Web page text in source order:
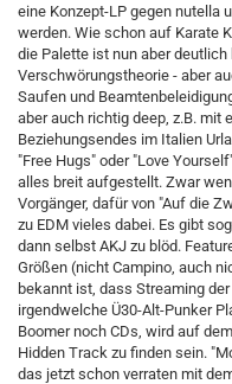
eine Konzept-LP gegen nutella
werden. Wie schon auf Karate
die Palette ist nun aber deutlich
Verschwörungstheorie - aber
Saufen und
aber auch richtig deep, z.B. mit
Beziehungsendes im Italien
"Free Hugs" oder "Love
alles breit aufgestellt. Zwar
Vorgänger, dafür von "Auf die
zu EDM vieles dabei. Es gibt
dann selbst AKJ zu blöd.
Größen (nicht Campino, auch
bekannt ist, dass Streaming
irgendwelche Ü30-Alt-Punker
Boomer noch CDs, wird auf
Hidden Track zu finden sein.
das jetzt schon verraten mit